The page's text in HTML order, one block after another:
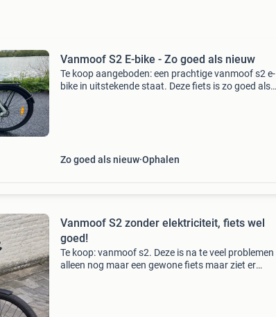
Vanmoof S2 E-bike - Zo goed als nieuw
Te koop aangeboden: een prachtige vanmoof s2 e-
bike in uitstekende staat. Deze fiets is zo goed als
Zo goed als nieuw Ophalen
Vanmoof S2 zonder elektriciteit, fiets wel
goed!
Te koop: vanmoof s2. Deze is na te veel problemen
alleen nog maar een gewone fiets maar ziet er